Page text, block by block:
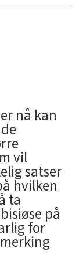
nå kan
vil
satser
hvilken
ta
på
for